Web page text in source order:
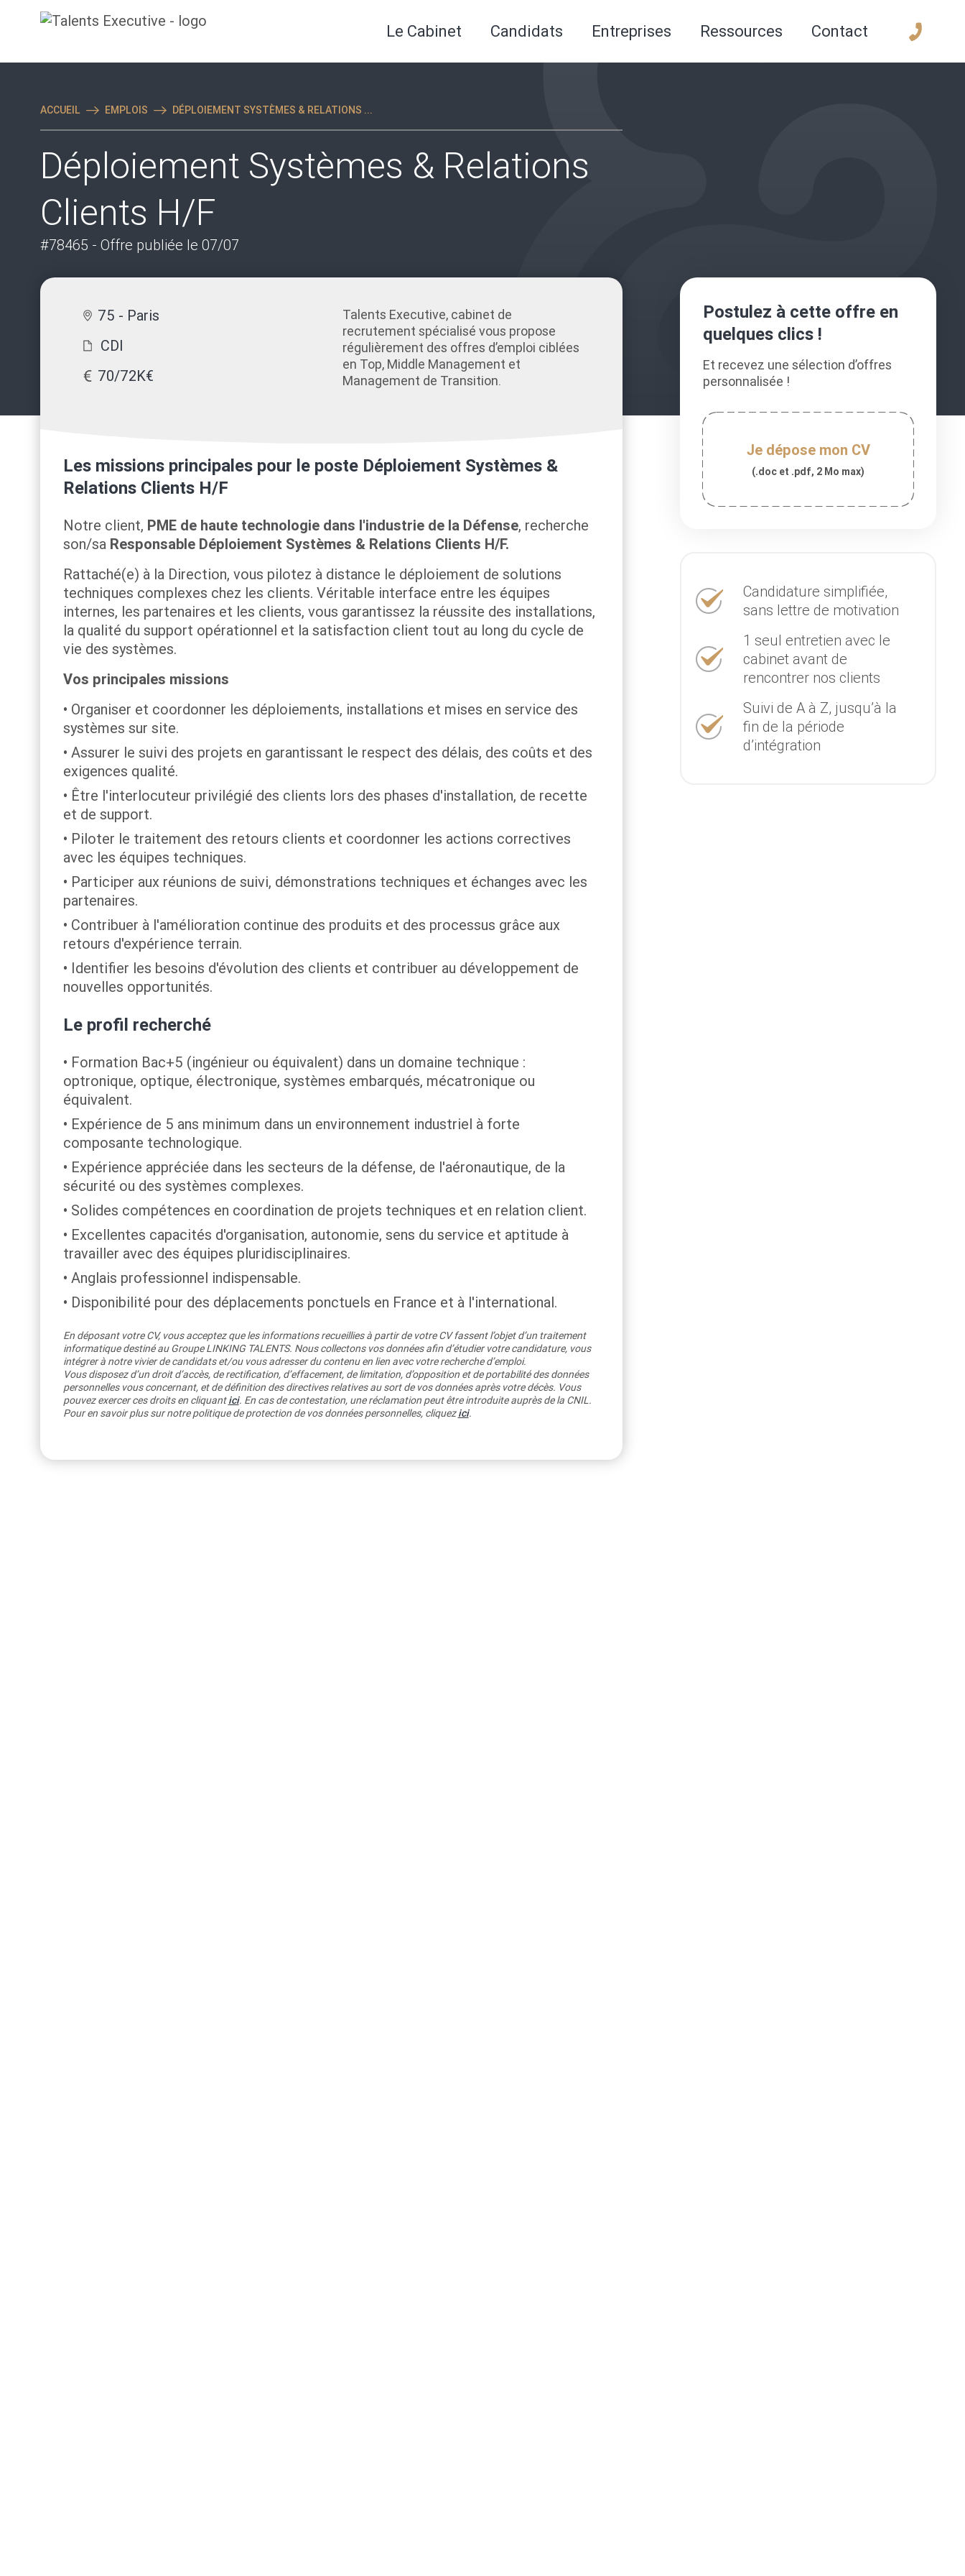
Le Cabinet Candidats Entreprises Ressources Contact
ACCUEIL EMPLOIS DÉPLOIEMENT SYSTÈMES & RELATIONS ...
Déploiement Systèmes & Relations
Clients H/F
#78465 - Offre publiée le 07/07
75 - Paris
CDI
70/72K€
Talents Executive, cabinet de
recrutement spécialisé vous propose
régulièrement des offres d’emploi ciblées
en Top, Middle Management et
Management de Transition.
Les missions principales pour le poste Déploiement Systèmes &
Relations Clients H/F
Notre client, PME de haute technologie dans l'industrie de la Défense, recherche
son/sa Responsable Déploiement Systèmes & Relations Clients H/F.
Rattaché(e) à la Direction, vous pilotez à distance le déploiement de solutions
techniques complexes chez les clients. Véritable interface entre les équipes
internes, les partenaires et les clients, vous garantissez la réussite des installations,
la qualité du support opérationnel et la satisfaction client tout au long du cycle de
vie des systèmes.
Vos principales missions
Organiser et coordonner les déploiements, installations et mises en service des
systèmes sur site.
Assurer le suivi des projets en garantissant le respect des délais, des coûts et des
exigences qualité.
Être l'interlocuteur privilégié des clients lors des phases d'installation, de recette
et de support.
Piloter le traitement des retours clients et coordonner les actions correctives
avec les équipes techniques.
Participer aux réunions de suivi, démonstrations techniques et échanges avec les
partenaires.
Contribuer à l'amélioration continue des produits et des processus grâce aux
retours d'expérience terrain.
Identifier les besoins d'évolution des clients et contribuer au développement de
nouvelles opportunités.
Le profil recherché
Formation Bac+5 (ingénieur ou équivalent) dans un domaine technique :
optronique, optique, électronique, systèmes embarqués, mécatronique ou
équivalent.
Expérience de 5 ans minimum dans un environnement industriel à forte
composante technologique.
Expérience appréciée dans les secteurs de la défense, de l'aéronautique, de la
sécurité ou des systèmes complexes.
Solides compétences en coordination de projets techniques et en relation client.
Excellentes capacités d'organisation, autonomie, sens du service et aptitude à
travailler avec des équipes pluridisciplinaires.
Anglais professionnel indispensable.
Disponibilité pour des déplacements ponctuels en France et à l'international.
En déposant votre CV, vous acceptez que les informations recueillies à partir de votre CV fassent l’objet d’un traitement
informatique destiné au Groupe LINKING TALENTS. Nous collectons vos données afin d’étudier votre candidature, vous
intégrer à notre vivier de candidats et/ou vous adresser du contenu en lien avec votre recherche d’emploi.
Vous disposez d’un droit d’accès, de rectification, d’effacement, de limitation, d’opposition et de portabilité des données
personnelles vous concernant, et de définition des directives relatives au sort de vos données après votre décès. Vous
pouvez exercer ces droits en cliquantici. En cas de contestation, une réclamation peut être introduite auprès de la CNIL.
Pour en savoir plus sur notre politique de protection de vos données personnelles, cliquezici.
Postulez à cette offre en
quelques clics !
Et recevez une sélection d’offres
personnalisée !
Je dépose mon CV
(.doc et .pdf, 2 Mo max)
Candidature simplifiée,
sans lettre de motivation
1 seul entretien avec le
cabinet avant de
rencontrer nos clients
Suivi de A à Z, jusqu’à la
fin de la période
d’intégration